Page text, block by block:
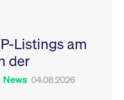
Listings am
der
News 04.08.2026